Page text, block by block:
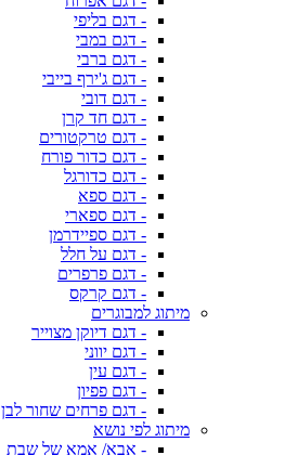
- דגם בליפי
- דגם במבי
- דגם ברבי
- דגם ג'ירף בייבי
- דגם דובי
- דגם חד קרן
- דגם טרקטורים
- דגם כדור פורח
- דגם כדורגל
- דגם ספא
- דגם ספארי
- דגם ספיידרמן
- דגם על חלל
- דגם פרפרים
- דגם קרקס
מיתוג למבוגרים
- דגם דיוקן מצוייר
- דגם יווני
- דגם עין
- דגם פפיון
- דגם פרחים שחור לבן
מיתוג לפי נושא
- אבא/ אמא של שבת